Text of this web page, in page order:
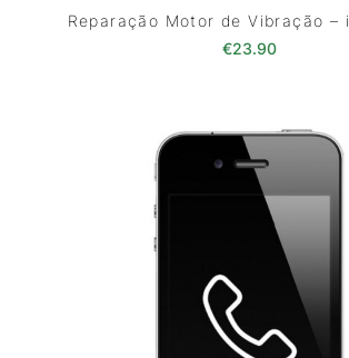
Reparação Motor de Vibração –
€23.90